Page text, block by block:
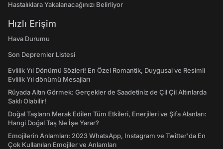
Hastalıklara Yakalanacağınızı Belirliyor
Hızlı Erişim
Hava Durumu
Son Depremler Listesi
Evlilik Yıl Dönümü Sözleri! En Özel Romantik, Duygusal ve Resimli
Evlilik Yıl dönümü Mesajları
Rüyada Altın Görmek: Gerçekler de Saadetiniz de Çil Çil Altınlarda
Saklı Olabilir!
Doğal Taşların Merak Edilen Tüm Etkileri, Enerjileri ve Şifa Alanları:
Hangi Doğal Taş Ne İşe Yarar?
Emojilerin Anlamları: 2023 WhatsApp, Instagram ve Twitter'da En
Çok Kullanılan Emojiler ve Anlamları